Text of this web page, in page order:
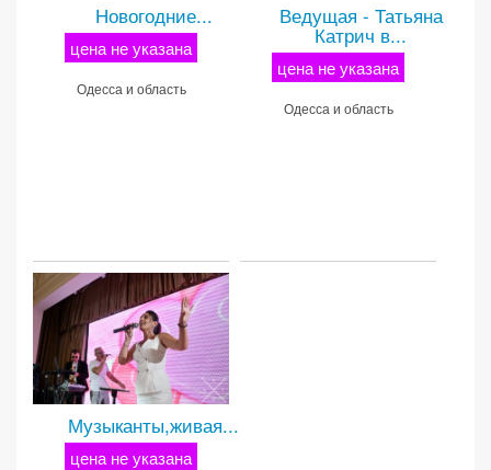
Новогодние...
цена не указана
Одесса и область
Ведущая - Татьяна
Катрич в...
цена не указана
Одесса и область
Музыканты,живая...
цена не указана